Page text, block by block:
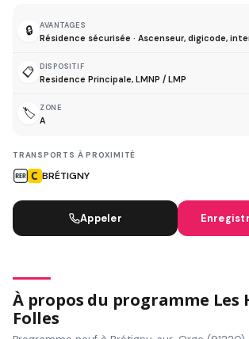
🔒 AVANTAGES
Résidence sécurisée · Ascenseur, digicode,
📋 DISPOSITIF
Residence Principale, LMNP / LMP
🏷️ ZONE
A
TRANSPORTS À PROXIMITÉ
BRÉTIGNY
Appeler
À propos du programme Les
Folles